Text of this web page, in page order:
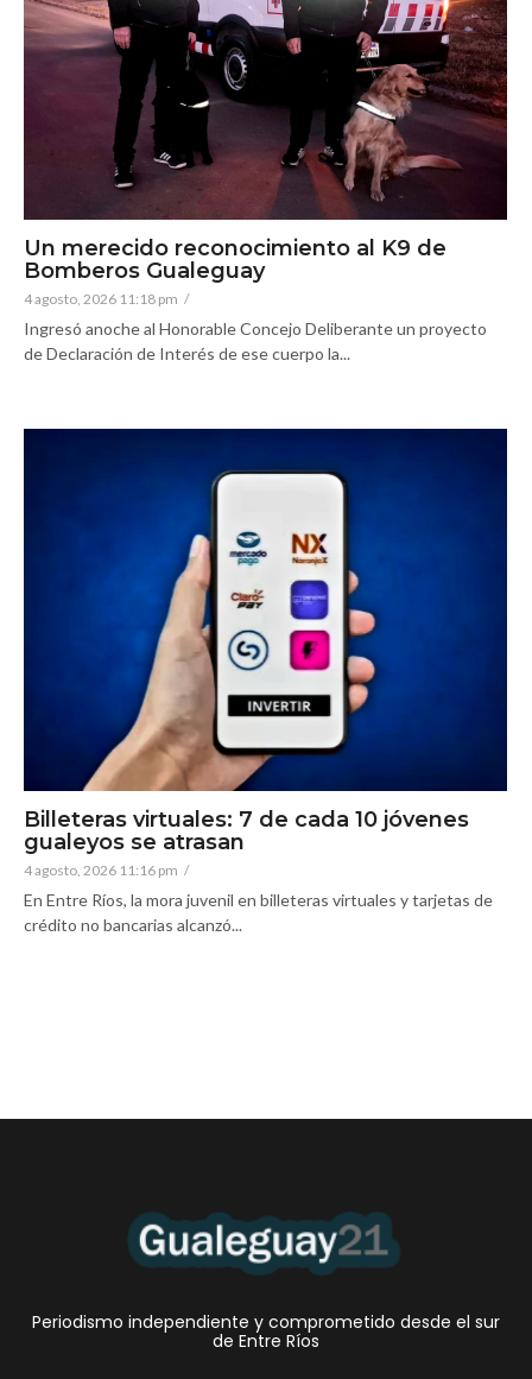
Un merecido reconocimiento al K9 de
Bomberos Gualeguay
4 agosto, 2026 11:18 pm /
Ingresó anoche al Honorable Concejo Deliberante un proyecto
de Declaración de Interés de ese cuerpo la...
Billeteras virtuales: 7 de cada 10 jóvenes
gualeyos se atrasan
4 agosto, 2026 11:16 pm /
En Entre Ríos, la mora juvenil en billeteras virtuales y tarjetas de
crédito no bancarias alcanzó...
Periodismo independiente y comprometido desde el sur
de Entre Ríos